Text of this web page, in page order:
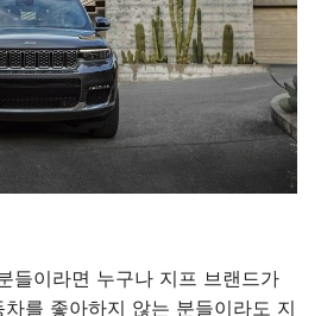
들이라면 누구나 지프 브랜드가
를 좋아하지 않는 분들이라도 지